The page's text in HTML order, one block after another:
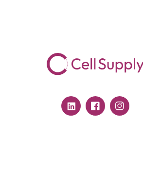
TranslationFacebookInstagram